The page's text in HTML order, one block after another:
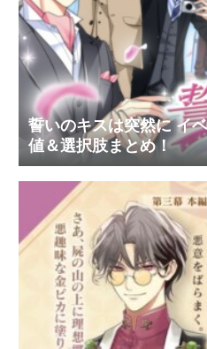
誓いのキスは突然に イ
値＆選択肢まとめ！